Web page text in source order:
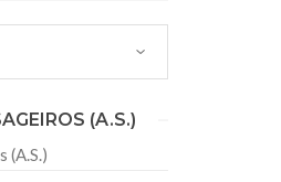
das
(A.S.)
(A.S.)